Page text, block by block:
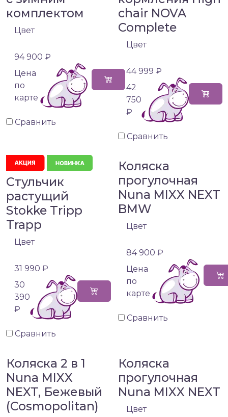
комплектом
Цвет
94 900 ₽
Цена
по
карте
Сравнить
chair NOVA
Complete
Цвет
44 999 ₽
42
750
₽
Сравнить
Стульчик
растущий
Stokke Tripp
Trapp
Цвет
31 990 ₽
30
390
₽
Сравнить
Коляска
прогулочная
Nuna MIXX NEXT
BMW
Цвет
84 900 ₽
Цена
по
карте
Сравнить
Коляска 2 в 1
Nuna MIXX
NEXT, Бежевый
(Cosmopolitan)
Коляска
прогулочная
Nuna MIXX NEXT
Цвет